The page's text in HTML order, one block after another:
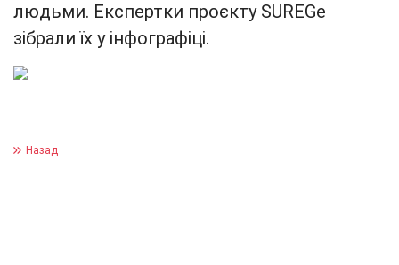
людьми. Експертки проєкту SUREGe
зібрали їх у інфографіці.
Назад